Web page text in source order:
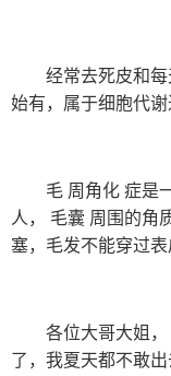
经常去死皮和
始有，属于细胞代
毛 周角化 症是
人， 毛囊 周围的角
塞，毛发不能穿过
各位大哥大姐
了，我夏天都不敢出